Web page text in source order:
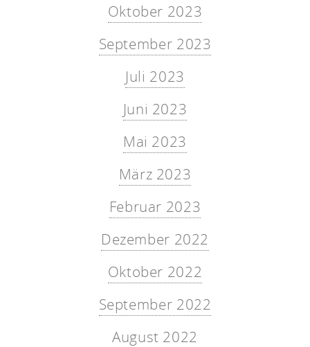
Oktober 2023
September 2023
Juli 2023
Juni 2023
Mai 2023
März 2023
Februar 2023
Dezember 2022
Oktober 2022
September 2022
August 2022